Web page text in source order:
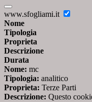
www.sfogliami.it
Nome
Tipologia
Proprieta
Descrizione
Durata
Nome: mc
Tipologia: analitico
Proprieta: Terze Parti
Descrizione: Questo